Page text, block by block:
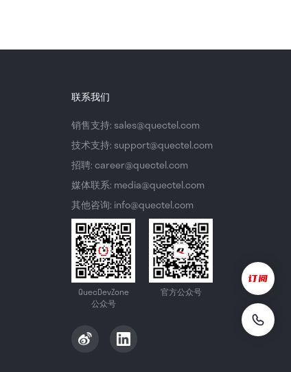
联系我们
销售支持: sales@quectel.com
技术支持: support@quectel.com
招聘: career@quectel.com
媒体联系: media@quectel.com
其他咨询: info@quectel.com
QuecDevZone
公众号
官方公众号